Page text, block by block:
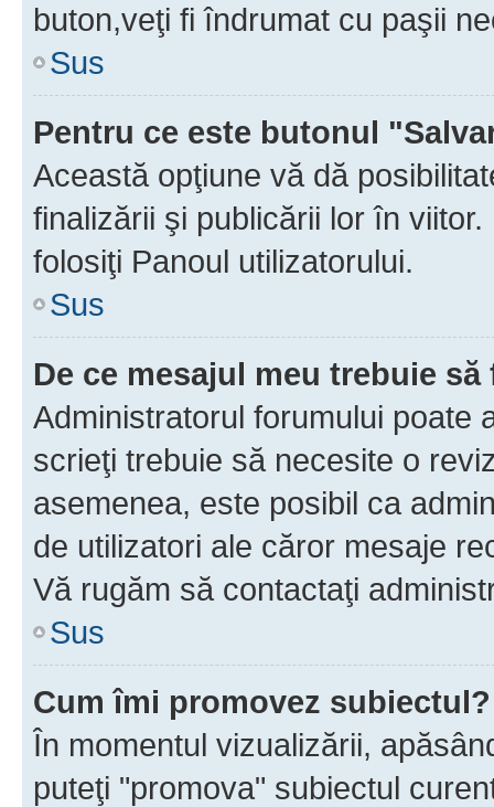
buton,veţi fi îndrumat cu paşii
Sus
Pentru ce este butonul
Această opţiune vă dă
finalizării şi publicării lor în
folosiţi Panoul utilizatorului.
Sus
De ce mesajul meu trebuie
Administratorul forumului poate
scrieţi trebuie să necesite o
asemenea, este posibil ca
de utilizatori ale căror mesaje
Vă rugăm să contactaţi
Sus
Cum îmi promovez subiectul?
În momentul vizualizării,
puteţi "promova" subiectul